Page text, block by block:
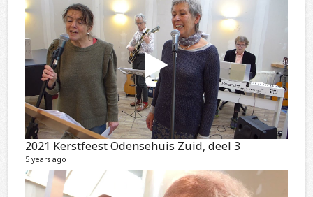
2021 Kerstfeest Odensehuis Zuid, deel 3
5 years ago